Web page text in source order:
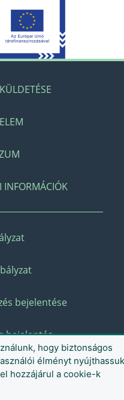
INFORMÁCIÓK
bejelentése
bejelentés
hogy biztonságos
élményt nyújthassuk
hozzájárul a cookie-k